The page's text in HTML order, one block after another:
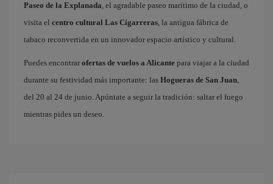
Paseo de la Explanada, el agradable paseo marítimo de la ciudad, o
visita el centro cultural Las Cigarreras, la antigua fábrica de
tabaco reconvertida en un innovador espacio artístico y cultural.
Puedes encontrar ofertas de vuelos a Alicante para viajar a la ciudad
durante su festividad más importante: las Hogueras de San Juan,
del 20 al 24 de junio. Apúntate a seguir la tradición: saltar el fuego
mientras pides un deseo.